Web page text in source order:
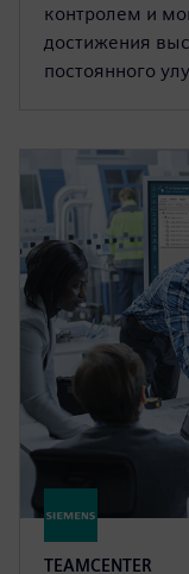
контролем и
достижения
постоянного
TEAMCENTER